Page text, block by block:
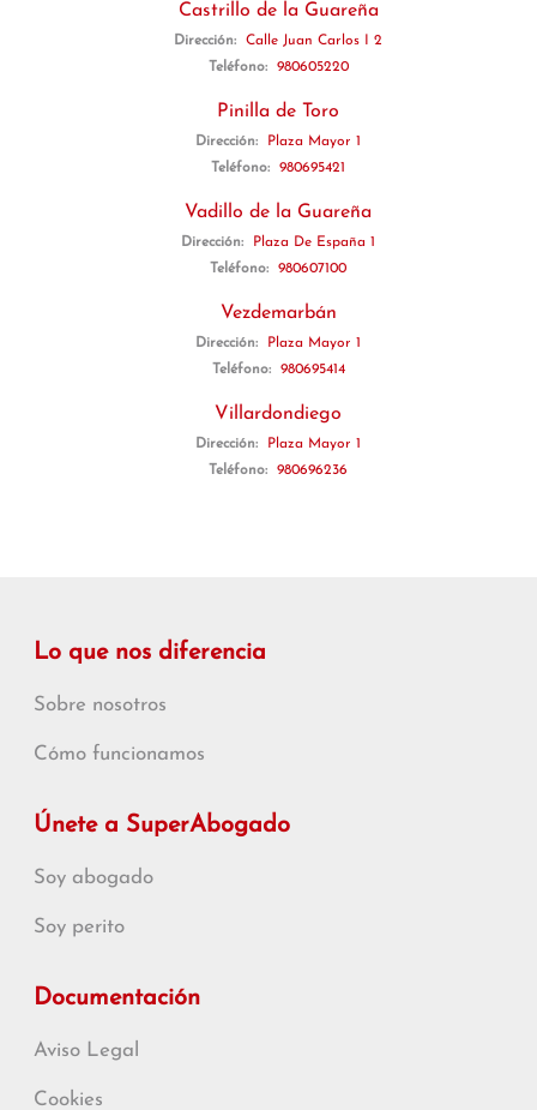
Castrillo de la Guareña
Dirección:
Calle Juan Carlos I 2
Teléfono:
980605220
Pinilla de Toro
Dirección:
Plaza Mayor 1
Teléfono:
980695421
Vadillo de la Guareña
Dirección:
Plaza De España 1
Teléfono:
980607100
Vezdemarbán
Dirección:
Plaza Mayor 1
Teléfono:
980695414
Villardondiego
Dirección:
Plaza Mayor 1
Teléfono:
980696236
Lo que nos diferencia
Sobre nosotros
Cómo funcionamos
Únete a SuperAbogado
Soy abogado
Soy perito
Documentación
Aviso Legal
Cookies